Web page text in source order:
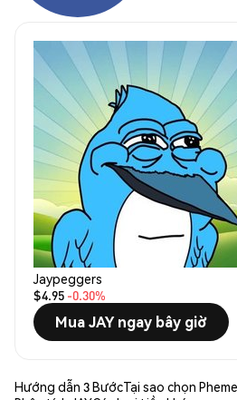
Jaypeggers
$4.95 -0.30%
Mua JAY ngay bây giờ
Hướng dẫn 3 BướcTại sao chọn